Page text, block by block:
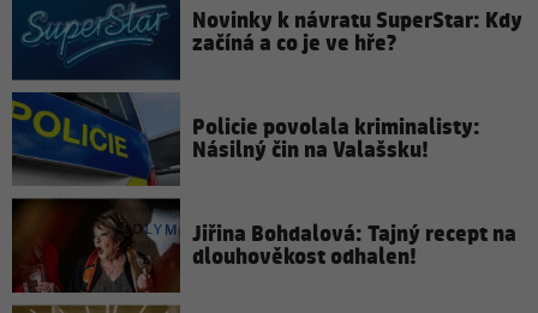
Novinky k návratu SuperStar: Kdy
začíná a co je ve hře?
Policie povolala kriminalisty:
Násilný čin na Valašsku!
Jiřina Bohdalová: Tajný recept na
dlouhověkost odhalen!